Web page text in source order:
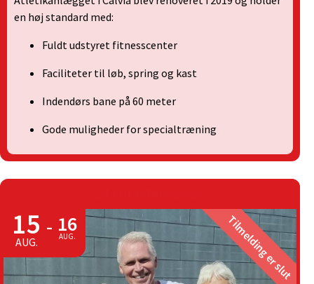
en høj standard med:
Fuldt udstyret fitnesscenter
Faciliteter til løb, spring og kast
Indendørs bane på 60 meter
Gode muligheder for specialtræning
15
AUG.
- 16
AUG. Tilmelding er slut